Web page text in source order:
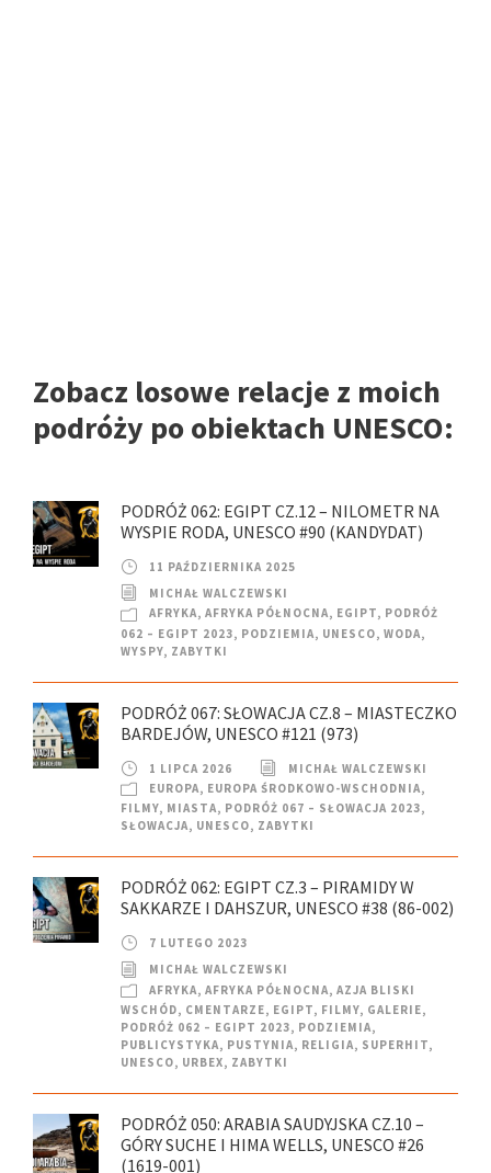
Zobacz losowe relacje z moich
podróży po obiektach UNESCO:
PODRÓŻ 062: EGIPT CZ.12 – NILOMETR NA
WYSPIE RODA, UNESCO #90 (KANDYDAT)
11 PAŹDZIERNIKA 2025
MICHAŁ WALCZEWSKI
AFRYKA, AFRYKA PÓŁNOCNA, EGIPT, PODRÓŻ
062 – EGIPT 2023, PODZIEMIA, UNESCO, WODA,
WYSPY, ZABYTKI
PODRÓŻ 067: SŁOWACJA CZ.8 – MIASTECZKO
BARDEJÓW, UNESCO #121 (973)
1 LIPCA 2026
MICHAŁ WALCZEWSKI
EUROPA, EUROPA ŚRODKOWO-WSCHODNIA,
FILMY, MIASTA, PODRÓŻ 067 – SŁOWACJA 2023,
SŁOWACJA, UNESCO, ZABYTKI
PODRÓŻ 062: EGIPT CZ.3 – PIRAMIDY W
SAKKARZE I DAHSZUR, UNESCO #38 (86-002)
7 LUTEGO 2023
MICHAŁ WALCZEWSKI
AFRYKA, AFRYKA PÓŁNOCNA, AZJA BLISKI
WSCHÓD, CMENTARZE, EGIPT, FILMY, GALERIE,
PODRÓŻ 062 – EGIPT 2023, PODZIEMIA,
PUBLICYSTYKA, PUSTYNIA, RELIGIA, SUPERHIT,
UNESCO, URBEX, ZABYTKI
PODRÓŻ 050: ARABIA SAUDYJSKA CZ.10 –
GÓRY SUCHE I HIMA WELLS, UNESCO #26
(1619-001)